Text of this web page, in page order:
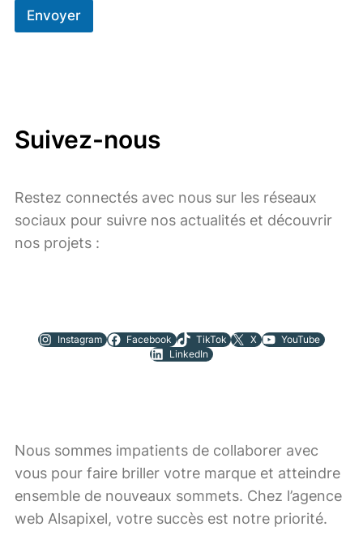
Envoyer
Suivez-nous
Restez connectés avec nous sur les réseaux
sociaux pour suivre nos actualités et découvrir
nos projets :
Instagram Facebook TikTok X
YouTube
LinkedIn
Nous sommes impatients de collaborer avec
vous pour faire briller votre marque et atteindre
ensemble de nouveaux sommets. Chez l’agence
web Alsapixel, votre succès est notre priorité.